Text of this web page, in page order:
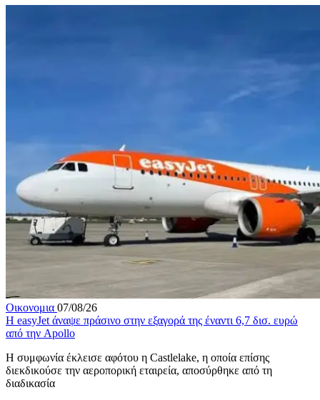
Οικονομια 07/08/26
Η easyJet άναψε πράσινο στην εξαγορά της έναντι 6,7 δισ. ευρώ
από την Apollo
Η συμφωνία έκλεισε αφότου η Castlelake, η οποία επίσης
διεκδικούσε την αεροπορική εταιρεία, αποσύρθηκε από τη
διαδικασία